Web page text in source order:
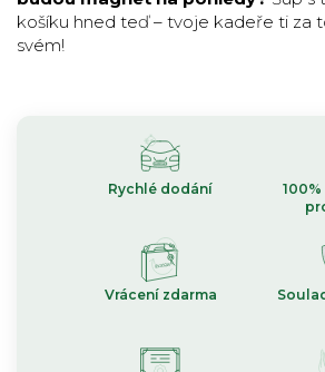
košíku hned teď – tvoje kadeře ti za
svém!
Rychlé dodání
Vrácení zdarma